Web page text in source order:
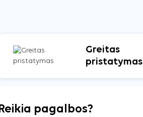
Greitas
pristatymas
Reikia pagalbos?